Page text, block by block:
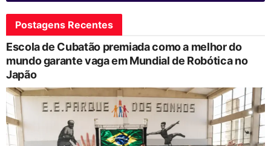
Postagens Recentes
Escola de Cubatão premiada como a melhor do
mundo garante vaga em Mundial de Robótica no
Japão